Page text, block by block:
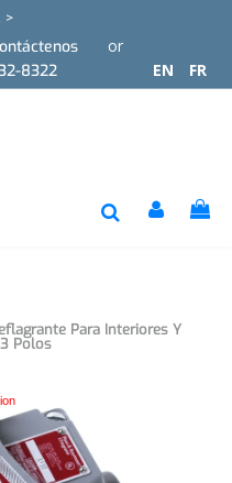
EN FR
>
or
8322
Para Interiores Y
Polos